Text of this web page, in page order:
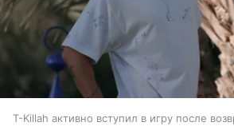
T-Killah активно вступил в игру после